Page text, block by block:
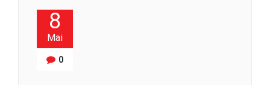
8
Mai
0